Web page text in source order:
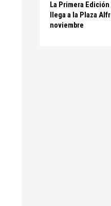
La Primera
llega a la Plaza
noviembre